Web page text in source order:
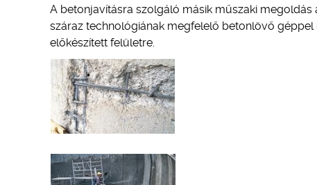
A betonjavításra szolgáló másik műszaki
száraz technológiának megfelelő betonlövő
előkészített felületre.